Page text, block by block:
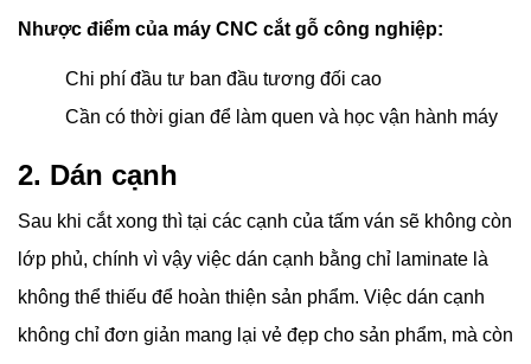
Nhược điểm của máy CNC cắt gỗ công nghiệp:
Chi phí đầu tư ban đầu tương đối cao
Cần có thời gian để làm quen và học vận hành máy
2. Dán cạnh
Sau khi cắt xong thì tại các cạnh của tấm ván sẽ không còn
lớp phủ, chính vì vậy việc dán cạnh bằng chỉ laminate là
không thể thiếu để hoàn thiện sản phẩm. Việc dán cạnh
không chỉ đơn giản mang lại vẻ đẹp cho sản phẩm, mà còn